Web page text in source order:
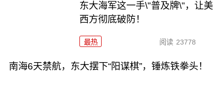
东大海军这一手\"普及牌\"，让美
西方彻底破防！
最热 阅读 23778
南海6天禁航，东大摆下“阳谋棋”，锤炼铁拳头！